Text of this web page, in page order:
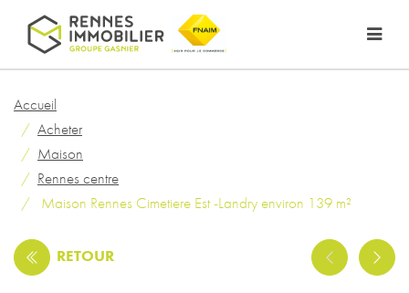
Accueil
Acheter
Maison
Rennes centre
Maison Rennes Cimetiere Est -Landry environ 139 m²
RETOUR